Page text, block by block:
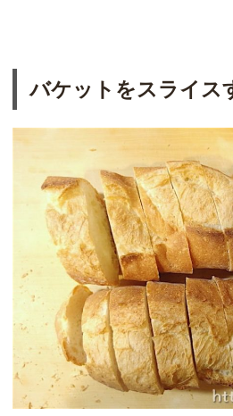
バケットをスライス